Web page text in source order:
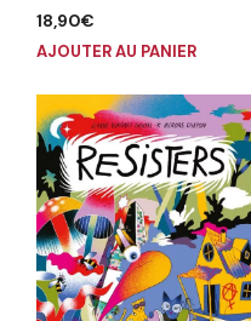
18,90€
AJOUTER AU PANIER